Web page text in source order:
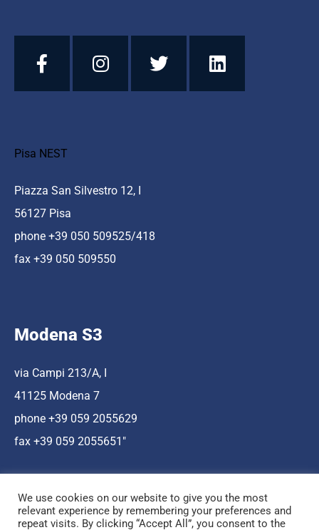
Pisa NEST
Piazza San Silvestro 12, I
56127 Pisa
phone +39 050 509525/418
fax +39 050 509550
Modena S3
via Campi 213/A, I
41125 Modena 7
phone +39 059 2055629
fax +39 059 2055651″
We use cookies on our website to give you the most
relevant experience by remembering your preferences and
repeat visits. By clicking “Accept All”, you consent to the